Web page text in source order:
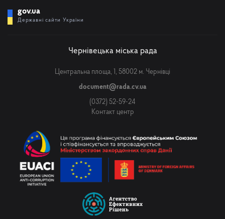
gov.ua
Державні сайти України
Чернівецька міська рада
Центральна площа, 1, 58002 м. Чернівці
document@rada.cv.ua
(0372) 52-59-24
Контакт центр